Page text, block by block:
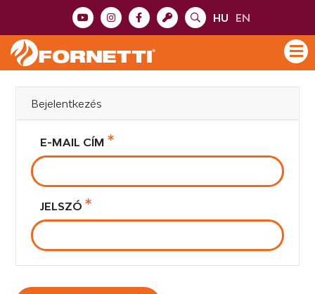
HU EN
Bejelentkezés
E-MAIL CÍM
JELSZÓ